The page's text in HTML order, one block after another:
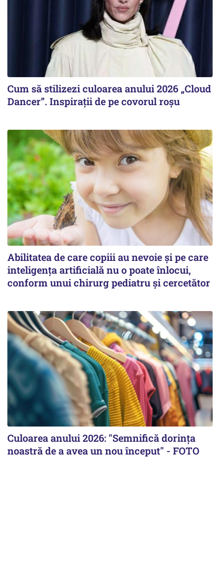
Cum să stilizezi culoarea anului 2026 „Cloud
Dancer”. Inspirații de pe covorul roșu
Abilitatea de care copiii au nevoie și pe care
inteligența artificială nu o poate înlocui,
conform unui chirurg pediatru și cercetător
Culoarea anului 2026: "Semnifică dorința
noastră de a avea un nou început" - FOTO